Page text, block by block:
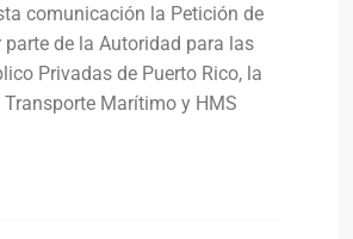
comunicación la Petición de
parte de la Autoridad para las
Privadas de Puerto Rico, la
Marítimo y HMS